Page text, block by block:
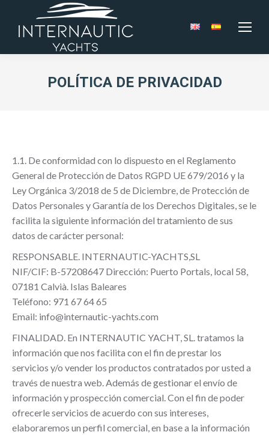
POLÍTICA DE PRIVACIDAD
1.1. De conformidad con lo dispuesto en el Reglamento
General de Protección de Datos RGPD UE 679/2016 y la
Ley Orgánica 3/2018 de 5 de Diciembre, de Protección de
Datos Personales y Garantía de los Derechos Digitales, se le
facilita la siguiente información del tratamiento de sus
datos de carácter personal:
RESPONSABLE. INTERNAUTIC-YACHTS,SL
NIF/CIF: B-57208647 Dirección: Puerto Portals, local 58,
07181 Calvià. Islas Baleares
Teléfono: 971 67 64 65
Email: info@internautic-yachts.com
FINALIDAD. En INTERNAUTIC YACHT, SL. tratamos la
información que nos facilita con el fin de prestar los
servicios y/o vender los productos contratados por usted a
través de nuestra web. Además de gestionar el envío de
información y prospección comercial. Con el fin de poder
ofrecerle servicios de acuerdo con sus intereses,
elaboraremos un perfil comercial, en base a la información